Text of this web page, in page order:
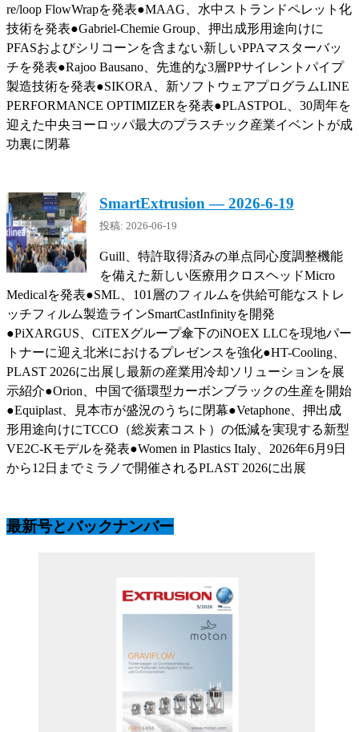
re/loop FlowWrapを発表●MAAG、水中ストランドペレット化
技術を発表●Gabriel-Chemie Group、押出成形用途向けに
PFASおよびシリコーンを含まない新しいPPAマスターバッ
チを発表●Rajoo Bausano、先進的な3層PPサイレントパイプ
製造技術を発表●SIKORA、新ソフトウェアプログラムLINE
PERFORMANCE OPTIMIZERを発表●PLASTPOL、30周年を
迎えた中央ヨーロッパ最大のプラスチック産業イベントが成
功裏に閉幕
SmartExtrusion — 2026-6-19
投稿: 2026-06-19
Guill、特許取得済みの単点同心度調整機能
を備えた新しい医療用クロスヘッドMicro
Medicalを発表●SML、101層のフィルムを供給可能なストレ
ッチフィルム製造ラインSmartCastInfinityを開発
●PiXARGUS、CiTEXグループ傘下のiNOEX LLCを現地パー
トナーに迎え北米におけるプレゼンスを強化●HT-Cooling、
PLAST 2026に出展し最新の産業用冷却ソリューションを展
示紹介●Orion、中国で循環型カーボンブラックの生産を開始
●Equiplast、見本市が盛況のうちに閉幕●Vetaphone、押出成
形用途向けにTCCO（総炭素コスト）の低減を実現する新型
VE2C-Kモデルを発表●Women in Plastics Italy、2026年6月9日
から12日までミラノで開催されるPLAST 2026に出展
最新号とバックナンバー